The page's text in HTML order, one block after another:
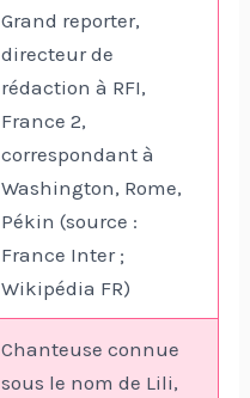
Grand reporter,
directeur de
rédaction à RFI,
France 2,
correspondant à
Washington, Rome,
Pékin (source :
France Inter ;
Wikipédia FR)
Chanteuse connue
sous le nom de Lili,